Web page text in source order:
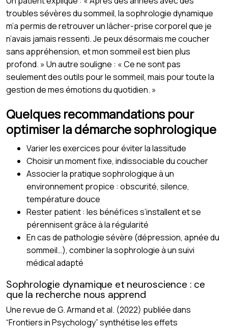
troubles sévères du sommeil, la sophrologie dynamique
m’a permis de retrouver un lâcher-prise corporel que je
n’avais jamais ressenti. Je peux désormais me coucher
sans appréhension, et mon sommeil est bien plus
profond. » Un autre souligne : « Ce ne sont pas
seulement des outils pour le sommeil, mais pour toute la
gestion de mes émotions du quotidien. »
Quelques recommandations pour
optimiser la démarche sophrologique
Varier les exercices pour éviter la lassitude
Choisir un moment fixe, indissociable du coucher
Associer la pratique sophrologique à un
environnement propice : obscurité, silence,
température douce
Rester patient : les bénéfices s’installent et se
pérennisent grâce à la régularité
En cas de pathologie sévère (dépression, apnée du
sommeil…), combiner la sophrologie à un suivi
médical adapté
Sophrologie dynamique et neuroscience : ce
que la recherche nous apprend
Une revue de G. Armand et al. (2022) publiée dans
“Frontiers in Psychology” synthétise les effets